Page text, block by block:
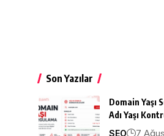
Son Yazılar
Domain Yaşı
Adı Yaşı
SEO
7